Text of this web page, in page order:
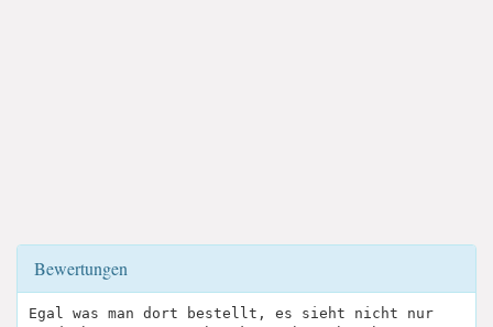
Bewertungen
Egal was man dort bestellt, es sieht nicht nur